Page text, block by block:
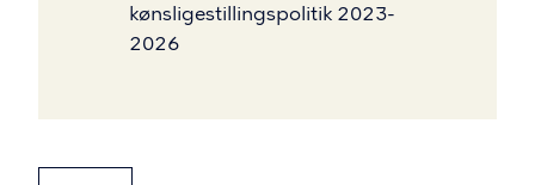
kønsligestillingspolitik 2023-
2026